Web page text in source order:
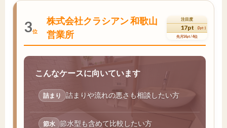
3位
株式会社クラシアン 和歌山
営業所
注目度
17pt (3pt↑)
先月14pt / 4位
こんなケースに向いています
詰まり 詰まりや流れの悪さも相談したい方
節水 節水型も含めて比較したい方